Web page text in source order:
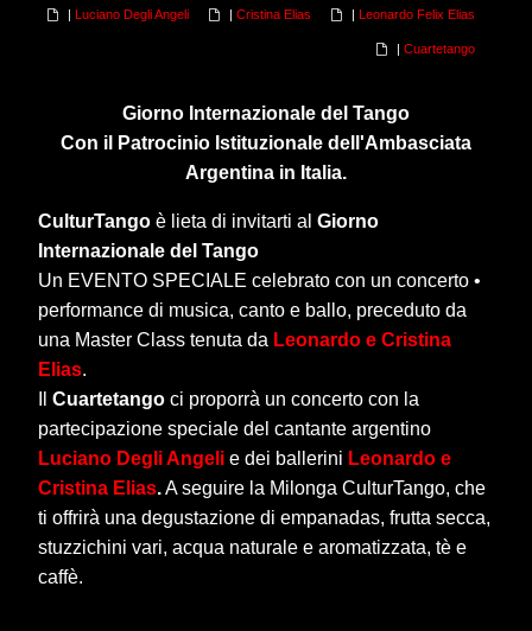
|Leonardo Felix Elias
|Cristina Elias
|Luciano Degli Angeli
|Cuartetango
Giorno Internazionale del Tango
Con il Patrocinio Istituzionale dell'Ambasciata
Argentina in Italia.
CulturTango è lieta di invitarti alGiorno
Internazionale del Tango
Un EVENTO SPECIALE celebrato con un concerto •
performance di musica, canto e ballo, preceduto da
una Master Class tenuta da Leonardo e Cristina
Elias.
IlCuartetango ci proporrà un concerto con la
partecipazione speciale del cantante argentino
Luciano Degli Angeli e dei ballerini Leonardo e
Cristina Elias.A seguire la Milonga CulturTango, che
ti offrirà una degustazione di empanadas, frutta secca,
stuzzichini vari, acqua naturale e aromatizzata, tè e
caffè.